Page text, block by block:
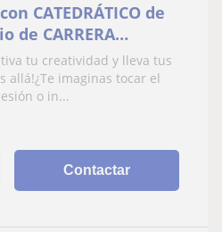
CATEDRÁTICO de
de CARRERA
PIANO premiado
(también
musical, lenguaje
tu creatividad y lleva tus
allá!¿Te imaginas tocar el
o in...
Contactar